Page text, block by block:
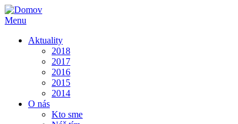
Menu
Aktuality
2018
2017
2016
2015
2014
O nás
Kto sme